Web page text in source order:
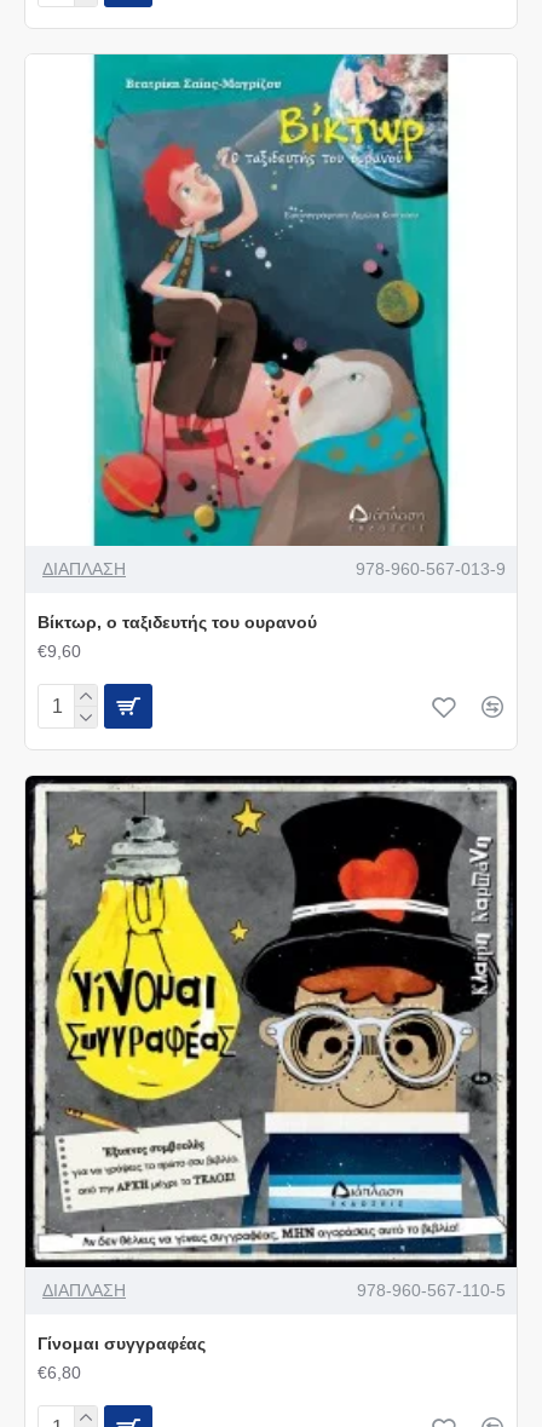
ΔΙΑΠΛΑΣΗ 978-960-567-013-9
Βίκτωρ, ο ταξιδευτής του ουρανού
€9,60
ΔΙΑΠΛΑΣΗ 978-960-567-110-5
Γίνομαι συγγραφέας
€6,80